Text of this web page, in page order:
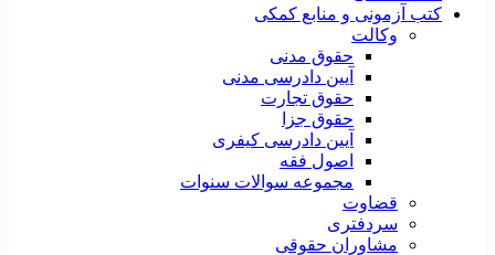
کتب آزمونی و منابع کمکی
وکالت
حقوق مدنی
آیین دادرسی مدنی
حقوق تجارت
حقوق جزا
آیین دادرسی کیفری
اصول فقه
مجموعه سوالات سنوات
قضاوت
سردفتری
مشاوران حقوقی